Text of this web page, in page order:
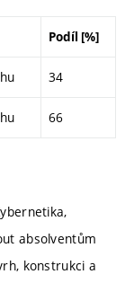
Podíl [%]
34
66
absolventům
konstrukci a